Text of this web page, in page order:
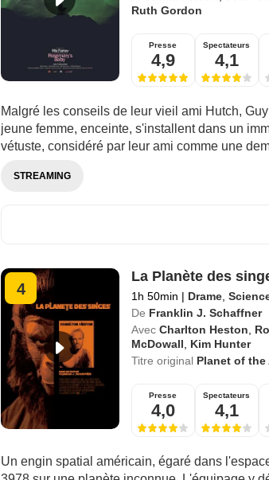
Ruth Gordon
Presse
4,9
Spectateurs
4,1
Malgré les conseils de leur vieil ami Hutch,
jeune femme, enceinte, s'installent dans un
vétuste, considéré par leur ami comme une
STREAMING
4
La Planète des
1h 50min | Drame,
De Franklin J. Schaffner
Avec Charlton Heston
McDowall
Kim Hunter
Titre original Planet of the
Presse
4,0
Spectateurs
4,1
Un engin spatial américain, égaré dans